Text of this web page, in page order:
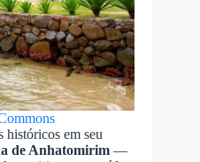
históricos em seu
de Anhatomirim —